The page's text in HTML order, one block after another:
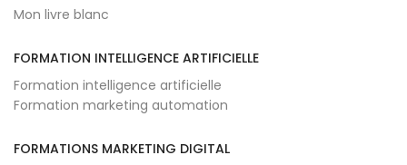
Mon livre blanc
FORMATION INTELLIGENCE ARTIFICIELLE
Formation intelligence artificielle
Formation marketing automation
FORMATIONS MARKETING DIGITAL